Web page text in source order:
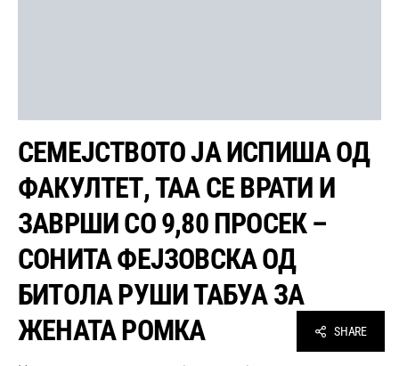
СЕМЕЈСТВОТО ЈА ИСПИША ОД
ФАКУЛТЕТ, ТАА СЕ ВРАТИ И
ЗАВРШИ СО 9,80 ПРОСЕК –
СОНИТА ФЕЈЗОВСКА ОД
БИТОЛА РУШИ ТАБУА ЗА
ЖЕНАТА РОМКА
SHARE